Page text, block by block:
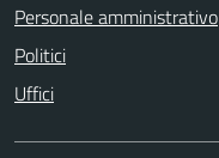
Personale amministrativo
Politici
Uffici